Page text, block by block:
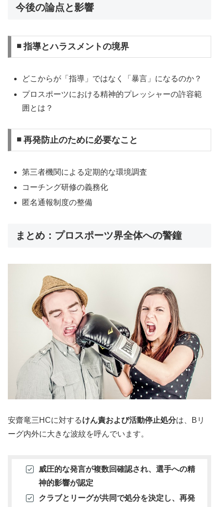
今後の論点と影響
◾ 指導とハラスメントの境界
どこからが「指導」ではなく「暴言」になるのか？
プロスポーツにおける精神的プレッシャーの許容範
囲とは？
◾ 再発防止のために必要なこと
第三者機関による定期的な環境調査
コーチング研修の義務化
匿名通報制度の整備
まとめ：プロスポーツ界全体への警鐘
安齋竜三HCに対するけん責および活動停止処分は、Bリ
ーグ内外に大きな波紋を呼んでいます。
威圧的な発言が複数回確認され、選手への精
神的影響が認定
クラブとリーグが共同で処分を決定し、再発